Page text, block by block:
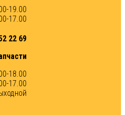
19.00
17.00
22 69
18.00
17.00